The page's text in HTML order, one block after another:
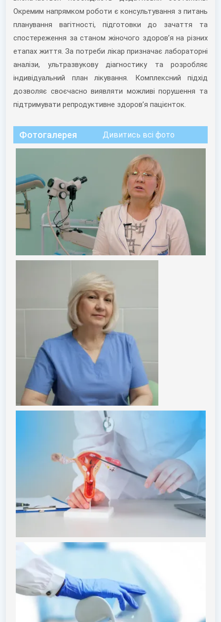
Окремим напрямком роботи є консультування з питань
планування вагітності, підготовки до зачаття та
спостереження за станом жіночого здоров’я на різних
етапах життя. За потреби лікар призначає лабораторні
аналізи, ультразвукову діагностику та розробляє
індивідуальний план лікування. Комплексний підхід
дозволяє своєчасно виявляти можливі порушення та
підтримувати репродуктивне здоров’я пацієнток.
Фотогалерея Дивитись всі фото